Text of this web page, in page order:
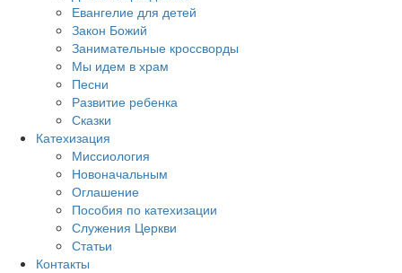
Евангелие для детей
Закон Божий
Занимательные кроссворды
Мы идем в храм
Песни
Развитие ребенка
Сказки
Катехизация
Миссиология
Новоначальным
Оглашение
Пособия по катехизации
Служения Церкви
Статьи
Контакты